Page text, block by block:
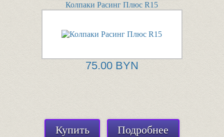
Колпаки Расинг Плюс R15
75.00 BYN
Купить Подробнее